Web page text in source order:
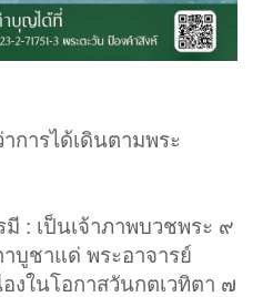
าการได้เดินตามพระ
: เป็นเจ้าภาพบวชพระ ๙
าบูชาแด่ พระอาจารย์
ในโอกาสวันกตเวทิตา ๗